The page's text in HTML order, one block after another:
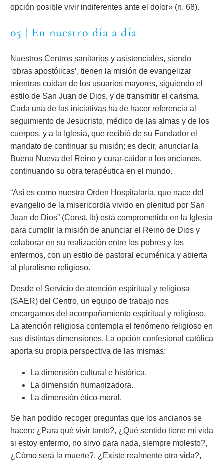
opción posible vivir indiferentes ante el dolor» (n. 68).
05 | En nuestro día a día
Nuestros Centros sanitarios y asistenciales, siendo
‘obras apostólicas’, tienen la misión de evangelizar
mientras cuidan de los usuarios mayores, siguiendo el
estilo de San Juan de Dios, y de transmitir el carisma.
Cada una de las iniciativas ha de hacer referencia al
seguimiento de Jesucristo, médico de las almas y de los
cuerpos, y a la Iglesia, que recibió de su Fundador el
mandato de continuar su misión; es decir, anunciar la
Buena Nueva del Reino y curar-cuidar a los ancianos,
continuando su obra terapéutica en el mundo.
“Así es como nuestra Orden Hospitalaria, que nace del
evangelio de la misericordia vivido en plenitud por San
Juan de Dios” (Const. lb) está comprometida en la Iglesia
para cumplir la misión de anunciar el Reino de Dios y
colaborar en su realización entre los pobres y los
enfermos, con un estilo de pastoral ecuménica y abierta
al pluralismo religioso.
Desde el Servicio de atención espiritual y religiosa
(SAER) del Centro, un equipo de trabajo nos
encargamos del acompañamiento espiritual y religioso.
La atención religiosa contempla el fenómeno religioso en
sus distintas dimensiones. La opción confesional católica
aporta su propia perspectiva de las mismas:
La dimensión cultural e histórica.
La dimensión humanizadora.
La dimensión ético-moral.
Se han podido recoger preguntas que los ancianos se
hacen: ¿Para qué vivir tanto?, ¿Qué sentido tiene mi vida
si estoy enfermo, no sirvo para nada, siempre molesto?,
¿Cómo será la muerte?, ¿Existe realmente otra vida?,